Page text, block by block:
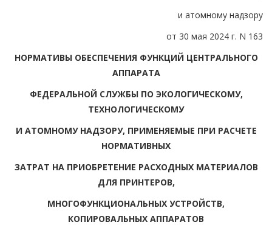
и атомному надзору
от 30 мая 2024 г. N 163
НОРМАТИВЫ ОБЕСПЕЧЕНИЯ ФУНКЦИЙ ЦЕНТРАЛЬНОГО
АППАРАТА
ФЕДЕРАЛЬНОЙ СЛУЖБЫ ПО ЭКОЛОГИЧЕСКОМУ,
ТЕХНОЛОГИЧЕСКОМУ
И АТОМНОМУ НАДЗОРУ, ПРИМЕНЯЕМЫЕ ПРИ РАСЧЕТЕ
НОРМАТИВНЫХ
ЗАТРАТ НА ПРИОБРЕТЕНИЕ РАСХОДНЫХ МАТЕРИАЛОВ
ДЛЯ ПРИНТЕРОВ,
МНОГОФУНКЦИОНАЛЬНЫХ УСТРОЙСТВ,
КОПИРОВАЛЬНЫХ АППАРАТОВ